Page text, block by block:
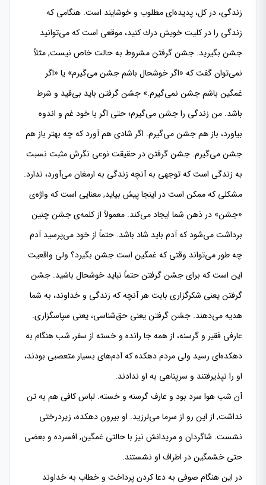
زندگی، در كل، پدیده‌ای مطلوب و خوشایند است. هنگامی كه
زندگی را در كلیت خویش درك كنید، موقعی است كه می‌توانید
جشن بگیرید. جشن گرفتن مشروط به حالت خاص نیست, مثلاً
نمی‌توان گفت كه «اگر خوشحال باشم جشن می‌گیرم» یا «اگر
غمگین باشم جشن نمی‌‌گیرم.» جشن گرفتن باید بی‌‌قید و شرط
باشد. من زندگی را جشن می‌گیرم؛ حتی اگر با خود غم و اندوه
بیاورد، باز هم جشن می‌گیرم. اگر شادی هم آورد كه چه بهتر باز هم
جشن می‌گیرم. جشن گرفتن در حقیقت نوعی نگرش مثبت نسبت
به زندگی است كه توجهی به آنچه زندگی به ارمغان می‌آورد، ندارد.
مشكلی كه ممكن است در اینجا پیش بیاید, معنایی است كه واژه‌ی
«جشن» در ذهن شما ایجاد می‌كند. معمولاً از كلمه‌ی جشن چنین
برداشت می‌شود كه آدم باید شاد باشد. حتماً از خود می‌پرسید آدم
چه طور می‌تواند وقتی كه غمگین است جشن بگیرد؟ ولی واقعیت
این است كه برای جشن گرفتن حتماً نباید خوشحال باشید. جشن
گرفتن یعنی شكرگزاری بابت هر آنچه كه زندگی و خداوند، به شما
هدیه می‌دهند. جشن گرفتن یعنی حق‌شناسی، یعنی سپاسگزاری.
عارفی فقیر و گرسنه، از همه جا رانده و خسته از سفر, شب هنگام به
دهكده‌‌ای رسید ولی مردم دهكده كه آدم‌های بسیار متعصبی بودند،
او را نپذیرفتند و سرپناهی به او ندادند.
آن شب هوا سرد بود و عارف گرسنه و خسته. لباس كافی هم به تن
نداشت, از این رو از سرما می‌لرزید. او بیرون دهكده، زیردرختی
نشست. شاگردان و مریدانش نیز با حالتی غمگین, افسرده و بعضی
حتی خشمگین در اطراف او نشستند.
در این هنگام صوفی به دعا كردن پرداخت و خطاب به خداوند